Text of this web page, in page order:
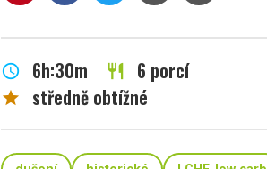
schedule 6h:30m restaurant 6 porcí
star středně obtížné